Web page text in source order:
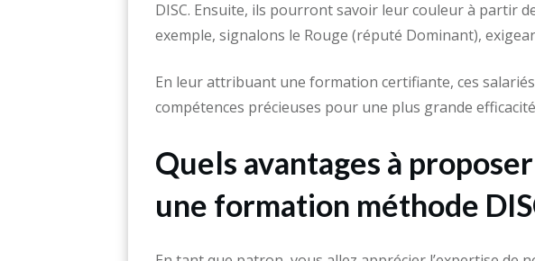
DISC. Ensuite, ils pourront savoir leur couleur à partir
exemple, signalons le Rouge (réputé Dominant),
En leur attribuant une formation certifiante, ces
compétences précieuses pour une plus grande
Quels avantages à
une formation méthode